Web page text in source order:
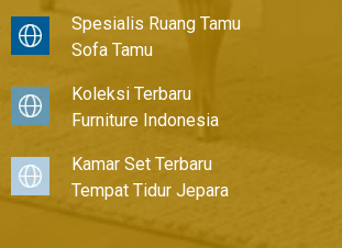
Spesialis Ruang Tamu
Sofa Tamu
Koleksi Terbaru
Furniture Indonesia
Kamar Set Terbaru
Tempat Tidur Jepara